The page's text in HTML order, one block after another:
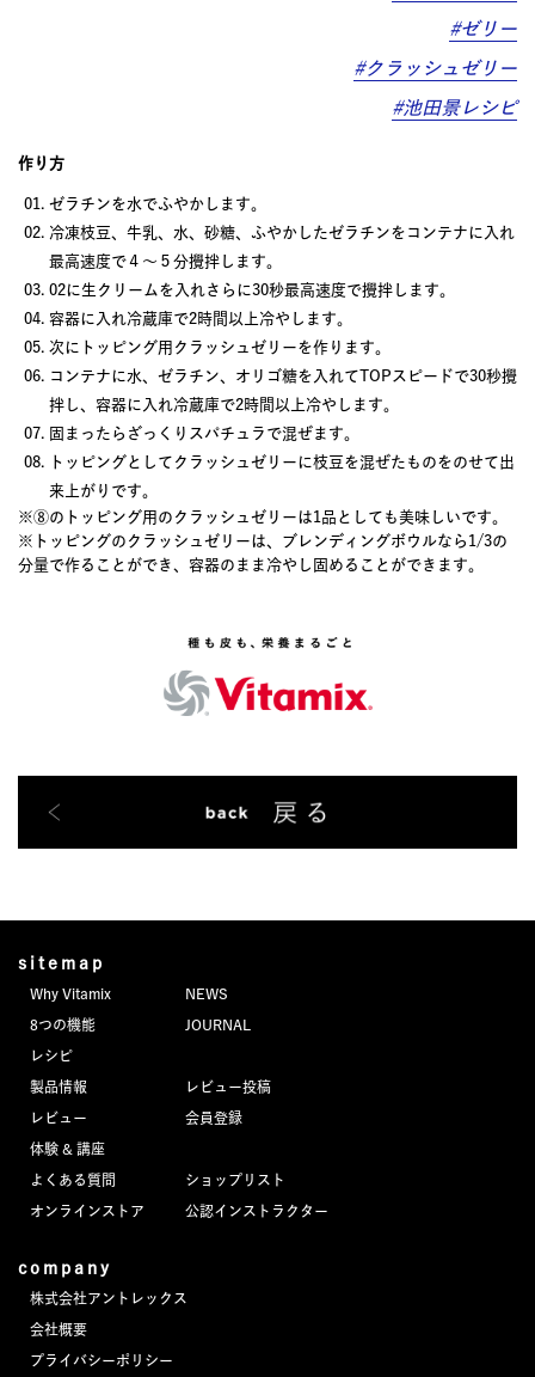
#ゼリー
#クラッシュゼリー
#池田景レシピ
作り方
ゼラチンを水でふやかします。
冷凍枝豆、牛乳、水、砂糖、ふやかしたゼラチンをコンテナに入れ
最高速度で４～５分攪拌します。
02に生クリームを入れさらに30秒最高速度で攪拌します。
容器に入れ冷蔵庫で2時間以上冷やします。
次にトッピング用クラッシュゼリーを作ります。
コンテナに水、ゼラチン、オリゴ糖を入れてTOPスピードで30秒攪
拌し、容器に入れ冷蔵庫で2時間以上冷やします。
固まったらざっくりスパチュラで混ぜます。
トッピングとしてクラッシュゼリーに枝豆を混ぜたものをのせて出
来上がりです。
※⑧のトッピング用のクラッシュゼリーは1品としても美味しいです。
※トッピングのクラッシュゼリーは、ブレンディングボウルなら1/3の
分量で作ることができ、容器のまま冷やし固めることができます。
sitemap
Why Vitamix
8つの機能
レシピ
製品情報
レビュー
体験 & 講座
よくある質問
オンラインストア
NEWS
JOURNAL
レビュー投稿
会員登録
ショップリスト
公認インストラクター
company
株式会社アントレックス
会社概要
プライバシーポリシー